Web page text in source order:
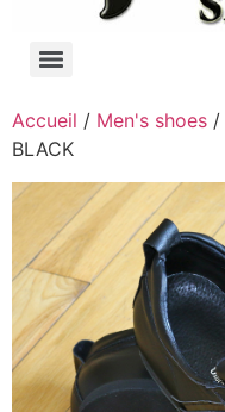
Accueil / Men's shoes /
BLACK